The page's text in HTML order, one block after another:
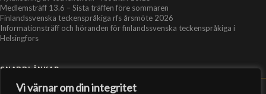
Vi värnar om din integritet
Medlemsträff 13.6 – Sista träffen före sommaren
Finlandssvenska teckenspråkiga rfs årsmöte 2026
Informationsträff och höranden för finlandssvenska teckenspråkiga i
Helsingfors
SNABBLÄNKAR